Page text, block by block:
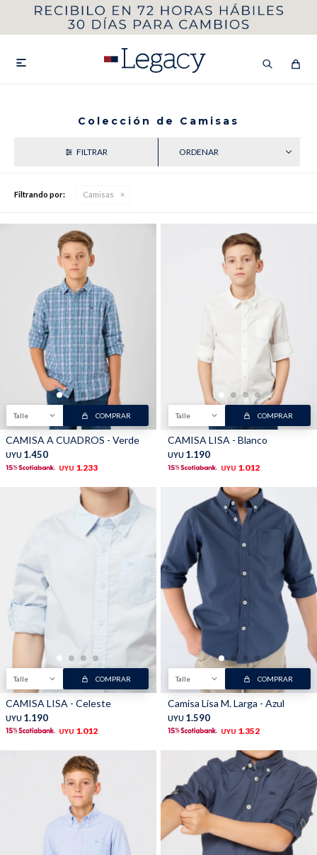

Colección de Camisas
Filtrando por: Camisas
Talle COMPRAR
CAMISA A CUADROS - Verde
UYU 1.450
UYU 1.233
Talle COMPRAR
CAMISA LISA - Blanco
UYU 1.190
UYU 1.012
Talle COMPRAR
CAMISA LISA - Celeste
UYU 1.190
UYU 1.012
Talle COMPRAR
Camisa Lisa M. Larga - Azul
UYU 1.590
UYU 1.352
MI CUENTA
HASTA 40%OFF SEGUNDA 50%
Remeras
Buzos Pantalones
Canguros Jeans
Shorts Trajes
Calzado